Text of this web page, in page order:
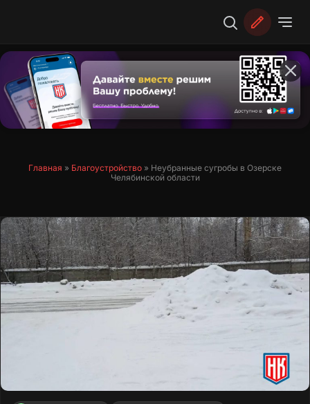
Главная » Благоустройство » Неубранные сугробы в Озерске
Челябинской области